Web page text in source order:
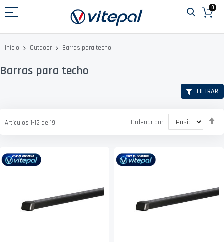
al
0
Inicio Outdoor Barras para techo
Barras para techo
Artículos 1-12 de 19 Ordenar por
FILTRAR